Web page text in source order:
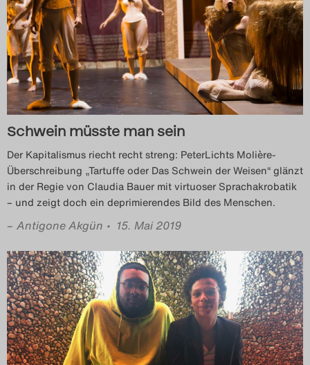
Schwein müsste man sein
Der Kapitalismus riecht recht streng: PeterLichts Molière-
Überschreibung „Tartuffe oder Das Schwein der Weisen“ glänzt
in der Regie von Claudia Bauer mit virtuoser Sprachakrobatik
– und zeigt doch ein deprimierendes Bild des Menschen.
– Antigone Akgün • 15. Mai 2019